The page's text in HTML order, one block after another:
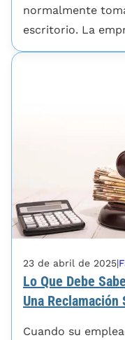
normalmente
escritorio. La
23 de abril de 2025|
Lo Que Debe
Una
Cuando su